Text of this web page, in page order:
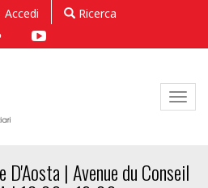
Accedi Ricerca
| Avenue du Conseil